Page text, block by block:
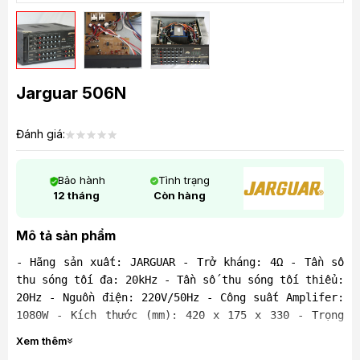
Jarguar 506N
Đánh giá:
Bảo hành
12 tháng
Tình trạng
Còn hàng
Mô tả sản phẩm
- Hãng sản xuất: JARGUAR - Trở kháng: 4Ω - Tần số
thu sóng tối đa: 20kHz - Tần số thu sóng tối thiểu:
20Hz - Nguồn điện: 220V/50Hz - Công suất Amplifer:
1080W - Kích thước (mm): 420 x 175 x 330 - Trọng
Xem thêm